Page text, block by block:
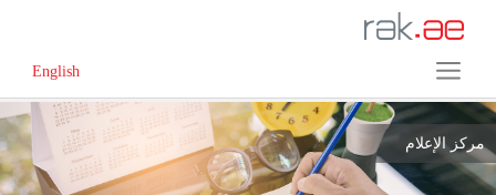
English
مركز الإعلام